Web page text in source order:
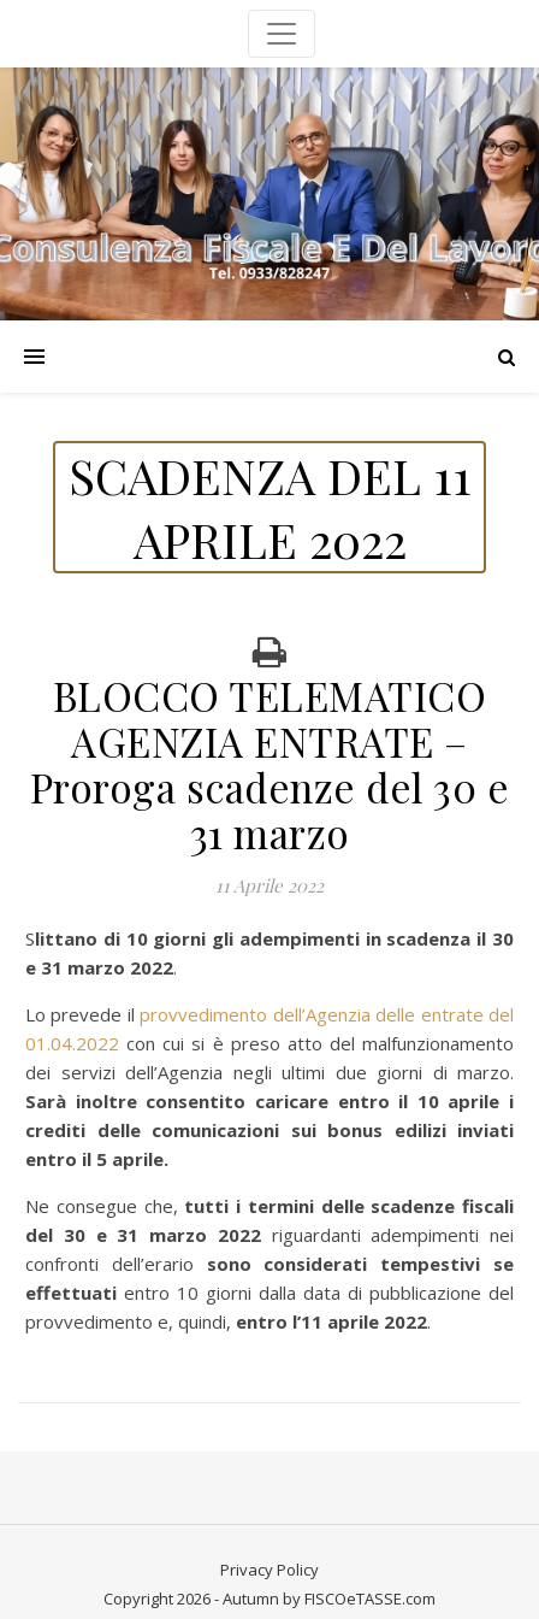
SCADENZA DEL 11
APRILE 2022
BLOCCO TELEMATICO
AGENZIA ENTRATE –
Proroga scadenze del 30 e
31 marzo
11 Aprile 2022
Slittano di 10 giorni gli adempimenti in scadenza il 30
e 31 marzo 2022.
Lo prevede ilprovvedimento dell’Agenzia delle entrate del
01.04.2022 con cui si è preso atto del malfunzionamento
dei servizi dell’Agenzia negli ultimi due giorni di marzo.
Sarà inoltre consentito caricare entro il 10 aprile i
crediti delle comunicazioni sui bonus edilizi inviati
entro il 5 aprile.
Ne consegue che, tutti i termini delle scadenze fiscali
del 30 e 31 marzo 2022riguardanti adempimenti nei
confronti dell’erario sono considerati tempestivi se
effettuati entro 10 giorni dalla data di pubblicazione del
provvedimento e, quindi, entro l’11 aprile 2022.
Privacy Policy
Copyright 2026 - Autumn by FISCOeTASSE.com